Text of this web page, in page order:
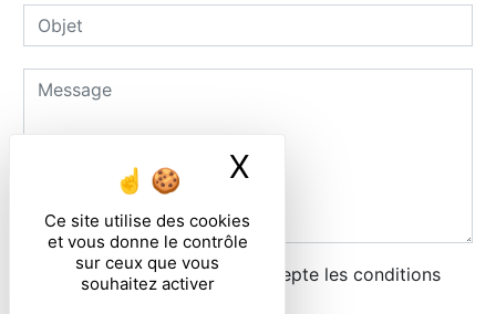
Ce site utilise des cookies
et vous donne le contrôle
sur ceux que vous
souhaitez activer
X
En cochant cette case, j'accepte les conditions